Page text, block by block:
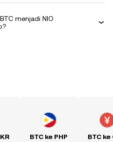
menjadi NIO
BTC ke PHP BTC ke